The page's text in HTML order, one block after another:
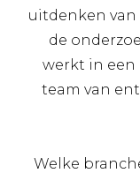
uitdenken
de
werkt in
team van
Welke